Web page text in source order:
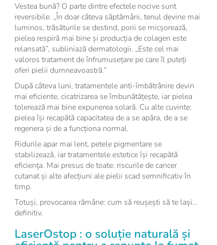
Vestea bună? O parte dintre efectele nocive sunt
reversibile. „În doar câteva săptămâni, tenul devine mai
luminos, trăsăturile se destind, porii se micșorează,
pielea respiră mai bine și producția de colagen este
relansată”, subliniază dermatologii. „Este cel mai
valoros tratament de înfrumusețare pe care îl puteți
oferi pielii dumneavoastră.”
După câteva luni, tratamentele anti-îmbătrânire devin
mai eficiente, cicatrizarea se îmbunătățește, iar pielea
tolerează mai bine expunerea solară. Cu alte cuvinte:
pielea își recapătă capacitatea de a se apăra, de a se
regenera și de a funcționa normal.
Ridurile apar mai lent, petele pigmentare se
stabilizează, iar tratamentele estetice își recapătă
eficiența. Mai presus de toate: riscurile de cancer
cutanat și alte afecțiuni ale pielii scad semnificativ în
timp.
Totuși, provocarea rămâne: cum să reușești să te lași…
definitiv.
LaserOstop : o soluție naturală și